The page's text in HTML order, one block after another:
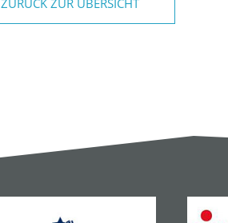
ZURÜCK ZUR ÜBERSICHT